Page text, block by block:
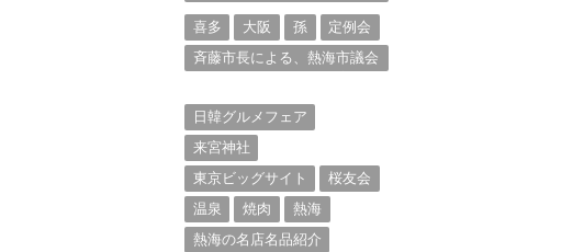
喜多
大阪 孫
定例会
斉藤市長による、熱海市議会
日韓グルメフェア
来宮神社
東京ビッグサイト
桜友会
温泉
焼肉
熱海
熱海の名店名品紹介